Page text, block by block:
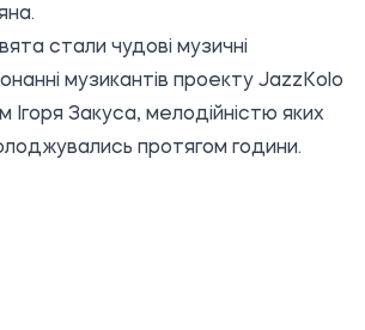
стали чудові музичні
музикантів проекту JazzKolo
Ігоря Закуса, мелодійністю яких
протягом години.